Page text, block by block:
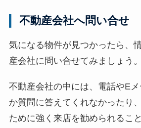
不動産会社へ問い合せ
気になる物件が見つかったら、
産会社に問い合せてみましょう。
不動産会社の中には、電話やE
か質問に答えてくれなかったり
ために強く来店を勧められるこ